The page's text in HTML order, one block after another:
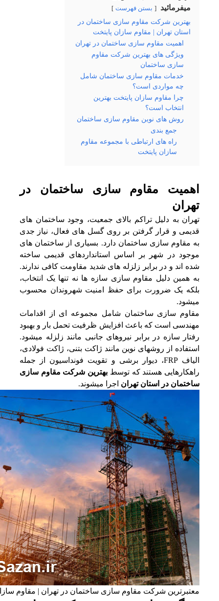
میفرمائید
بستن فهرست
بهترین شرکت مقاوم سازی ساختمان در
استان تهران | مقاوم سازان پایتخت
اهمیت مقاوم سازی ساختمان در تهران
ویژگی های بهترین شرکت مقاوم
سازی ساختمان
خدمات مقاوم سازی ساختمان شامل
چه مواردی است؟
چرا مقاوم سازان پایتخت بهترین
انتخاب است؟
روش های نوین مقاوم سازی ساختمان
جمع بندی
راه های ارتباطی با مجموعه مقاوم
سازان پایتخت
اهمیت مقاوم سازی ساختمان در
تهران
تهران به دلیل تراکم بالای جمعیت، وجود ساختمان‌ های
قدیمی و قرار گرفتن بر روی گسل‌ های فعال، نیاز جدی
به مقاوم سازی ساختمان دارد. بسیاری از ساختمان‌ های
موجود در شهر بر اساس استانداردهای قدیمی ساخته
شده‌ اند و در برابر زلزله‌ های شدید مقاومت کافی ندارند.
به همین دلیل مقاوم سازی سازه‌ ها نه‌ تنها یک انتخاب،
بلکه یک ضرورت برای حفظ امنیت شهروندان محسوب
میشود.
مقاوم سازی ساختمان شامل مجموعه‌ ای از اقدامات
مهندسی است که باعث افزایش ظرفیت تحمل بار و بهبود
رفتار سازه در برابر نیروهای جانبی مانند زلزله میشود.
استفاده از روشهای نوین مانند ژاکت بتنی، ژاکت فولادی،
الیاف FRP، دیوار برشی و تقویت فونداسیون از جمله
راهکارهایی هستند که توسط بهترین شرکت مقاوم سازی
ساختمان در استان تهران اجرا میشوند.
معتبرترین شرکت مقاوم سازی ساختمان در تهران | مقاوم